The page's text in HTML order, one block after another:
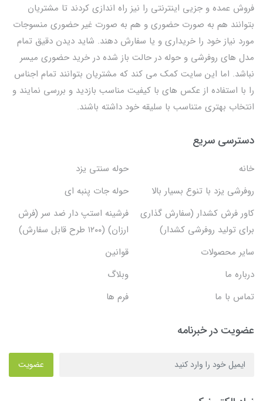
فروش عمده و جزیی اینترنتی را نیز راه اندازی کردند تا مشتریان
بتوانند هم به صورت حضوری و هم به صورت غیر حضوری منسوجات
مورد نیاز خود را خریداری و یا سفارش دهند. شاید دیدن دقیق تمام
مدل های روفرشی و حوله در حالت باز شده در خرید حضوری میسر
نباشد. اما این سایت کمک می کند که مشتریان بتوانند تمام اجناس
را با استفاده از عکس های با کیفیت مناسب بازدید و بررسی نمایند و
انتخاب بهتری متناسب با سلیقه خود داشته باشند.
دسترسی سریع
خانه
حوله سنتی یزد
روفرشی یزد با تنوع بسیار بالا
حوله جات پنبه ای
کاور فرش کشدار (سفارش گذاری
برای تولید روفرشی کشدار)
فرشینه استپ دار ضد سر (فرش
ارزان) (۱۲۰۰ طرح قابل سفارش)
سایر محصولات
قوانین
درباره ما
وبلاگ
تماس با ما
فرم ها
عضویت در خبرنامه
عضویت